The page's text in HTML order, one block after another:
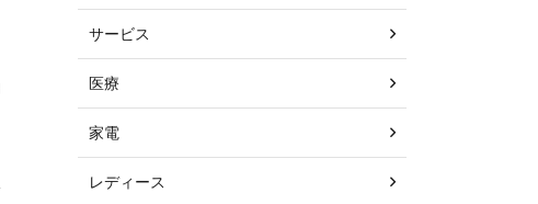
サービス
医療
家電
レディース